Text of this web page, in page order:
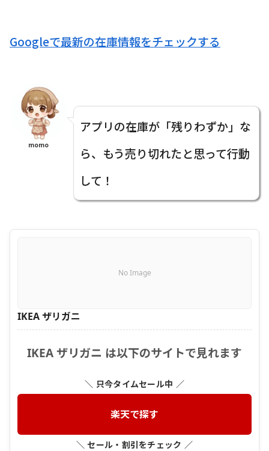
Googleで最新の在庫情報をチェックする
momo
アプリの在庫が「残りわずか」な
ら、もう売り切れたと思って行動
して！
No Image
IKEA ザリガニ
IKEA ザリガニ は以下のサイトで見れます
＼ 只今タイムセール中 ／
楽天で探す
＼ セール・割引をチェック ／